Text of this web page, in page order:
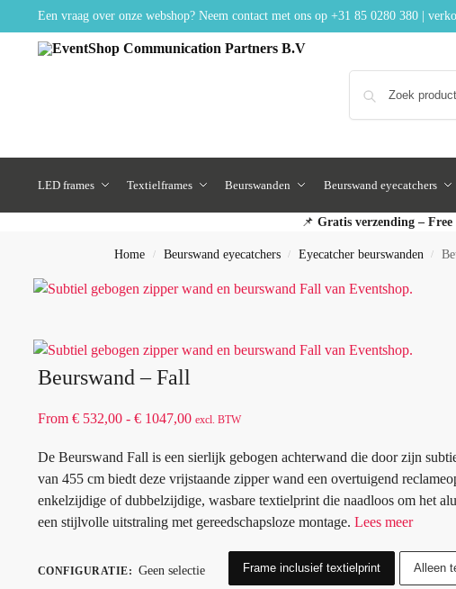
Een vraag over onze webshop? Neem contact met ons op +31 85 0280 380|
LED frames Textielframes Beurswanden Beurswand eyecatchers
📌 Gratis verzending –
Home / Beurswand eyecatchers / Eyecatcher beurswanden /
Beurswand – Fall
From €532,00 - €1047,00 excl. BTW
De Beurswand Fall is een sierlijk gebogen achterwand die door zijn
van 455 cm biedt deze vrijstaande zipper wand een overtuigend
enkelzijdige of dubbelzijdige, wasbare textielprint die naadloos om het
een stijlvolle uitstraling met gereedschapsloze montage. Lees meer
CONFIGURATIE: Geen selectie Frame inclusief textielprint Alleen